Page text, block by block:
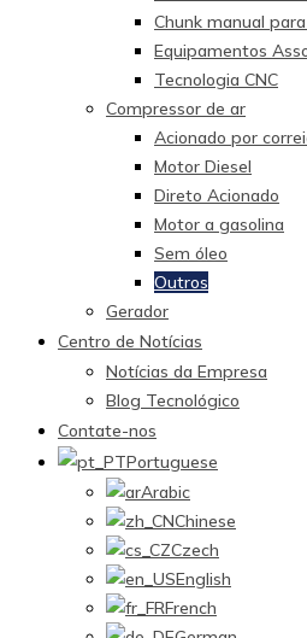
Chunk manual
Equipamentos
Tecnologia CNC
Compressor de ar
Acionado por
Motor Diesel
Direto Acionado
Motor a gasolina
Sem óleo
Outros
Gerador
Centro de Notícias
Notícias da Empresa
Blog Tecnológico
Contate-nos
Portuguese
Arabic
Chinese
Czech
English
French